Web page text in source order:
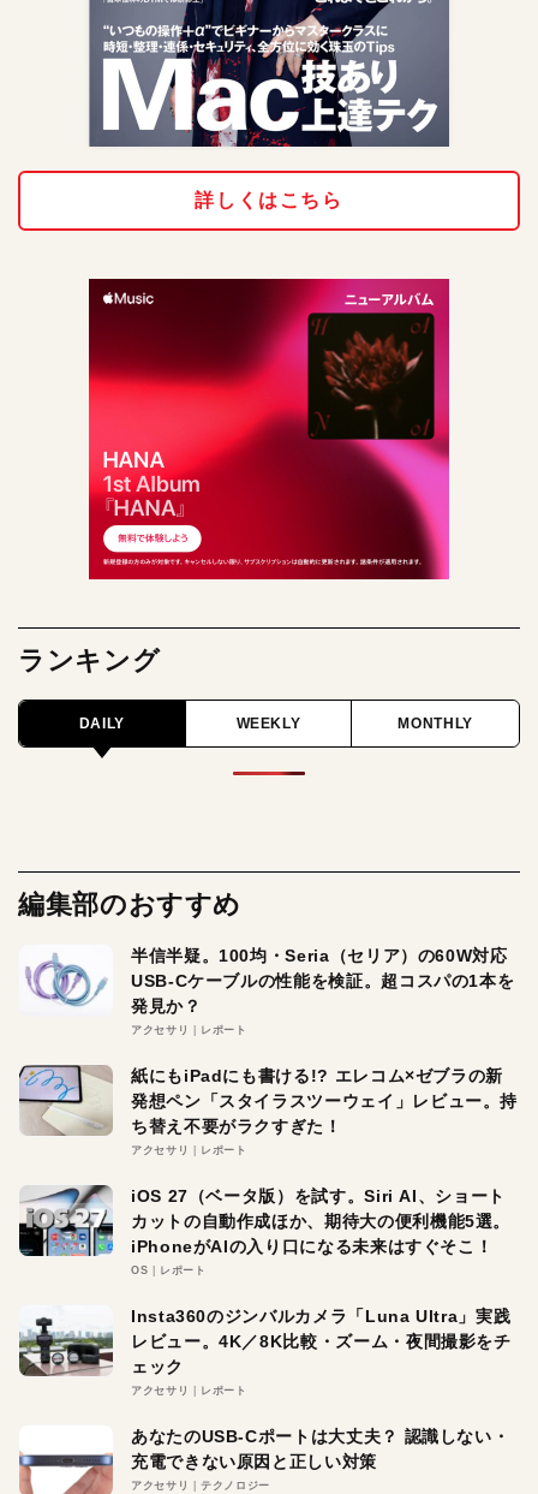
詳しくはこちら
ランキング
DAILY WEEKLY MONTHLY
編集部のおすすめ
半信半疑。100均・Seria（セリア）の60W対応
USB-Cケーブルの性能を検証。超コスパの1本を
発見か？
アクセサリ レポート
紙にもiPadにも書ける!? エレコム×ゼブラの新
発想ペン「スタイラスツーウェイ」レビュー。持
ち替え不要がラクすぎた！
アクセサリ レポート
iOS 27（ベータ版）を試す。Siri AI、ショート
カットの自動作成ほか、期待大の便利機能5選。
iPhoneがAIの入り口になる未来はすぐそこ！
OS レポート
Insta360のジンバルカメラ「Luna Ultra」実践
レビュー。4K／8K比較・ズーム・夜間撮影をチ
ェック
アクセサリ レポート
あなたのUSB-Cポートは大丈夫？ 認識しない・
充電できない原因と正しい対策
アクセサリ テクノロジー